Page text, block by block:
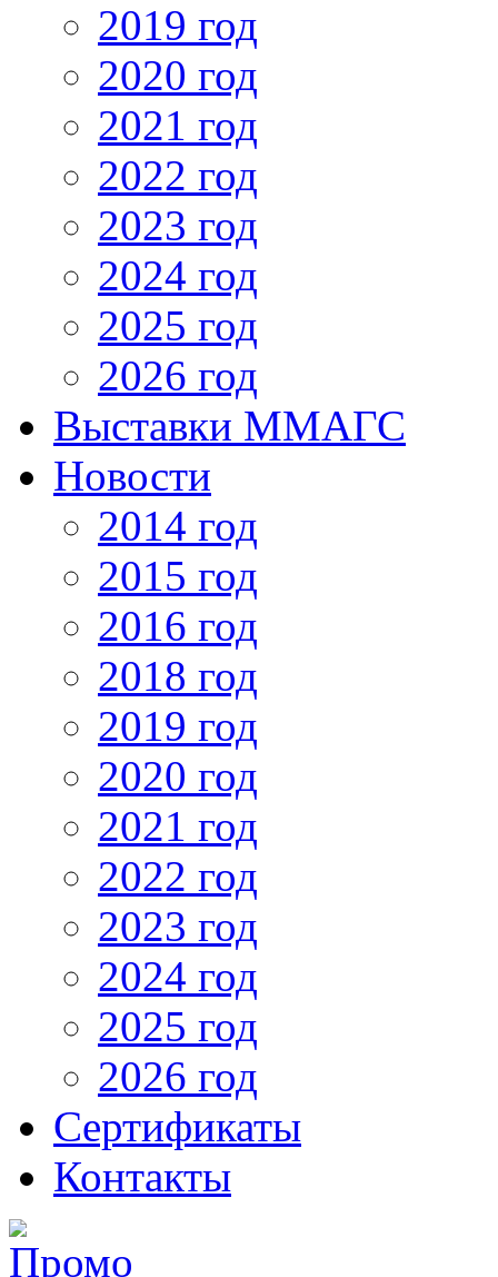
2019 год
2020 год
2021 год
2022 год
2023 год
2024 год
2025 год
2026 год
Выставки ММАГС
Новости
2014 год
2015 год
2016 год
2018 год
2019 год
2020 год
2021 год
2022 год
2023 год
2024 год
2025 год
2026 год
Сертификаты
Контакты